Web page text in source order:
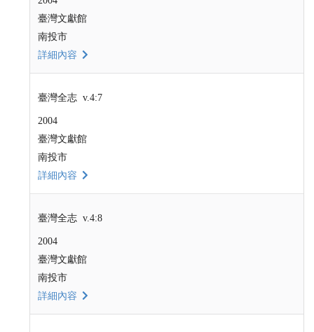
臺灣文獻館
南投市
詳細內容
臺灣全志 v.4:7
2004
臺灣文獻館
南投市
詳細內容
臺灣全志 v.4:8
2004
臺灣文獻館
南投市
詳細內容